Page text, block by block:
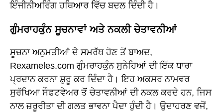
ਇੰਜੀਨੀਅਰਿੰਗ ਹਥਿਆਰ ਵਿੱਚ ਬਦਲ ਦਿੰਦੀ ਹੈ।
ਗੁੰਮਰਾਹਕੁੰਨ ਸੂਚਨਾਵਾਂ ਅਤੇ ਨਕਲੀ ਚੇਤਾਵਨੀਆਂ
ਸੂਚਨਾ ਅਨੁਮਤੀਆਂ ਦੇ ਸਮਰੱਥ ਹੋਣ ਤੋਂ ਬਾਅਦ,
Rexameles.com ਗੁੰਮਰਾਹਕੁੰਨ ਸੁਨੇਹਿਆਂ ਦੀ ਇੱਕ ਧਾਰਾ
ਪ੍ਰਦਾਨ ਕਰਨਾ ਸ਼ੁਰੂ ਕਰ ਦਿੰਦਾ ਹੈ। ਇਹ ਅਕਸਰ ਨਾਮਵਰ
ਸੁਰੱਖਿਆ ਸੌਫਟਵੇਅਰ ਤੋਂ ਚੇਤਾਵਨੀਆਂ ਦੀ ਨਕਲ ਕਰਦੇ ਹਨ, ਜਿਸ
ਨਾਲ ਜ਼ਰੂਰੀਤਾ ਦੀ ਗਲਤ ਭਾਵਨਾ ਪੈਦਾ ਹੁੰਦੀ ਹੈ। ਉਦਾਹਰਣ ਵਜੋਂ,